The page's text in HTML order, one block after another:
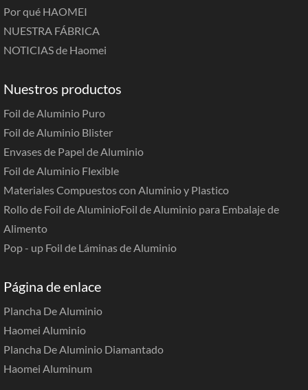
Por qué HAOMEI
NUESTRA FÁBRICA
NOTICIAS de Haomei
Nuestros productos
Foil de Aluminio Puro
Foil de Aluminio Blister
Envases de Papel de Aluminio
Foil de Aluminio Flexible
Materiales Compuestos con Aluminio y Plastico
Rollo de Foil de AluminioFoil de Aluminio para Embalaje de
Alimento
Pop - up Foil de Láminas de Aluminio
Página de enlace
Plancha De Aluminio
Haomei Aluminio
Plancha De Aluminio Diamantado
Haomei Aluminum